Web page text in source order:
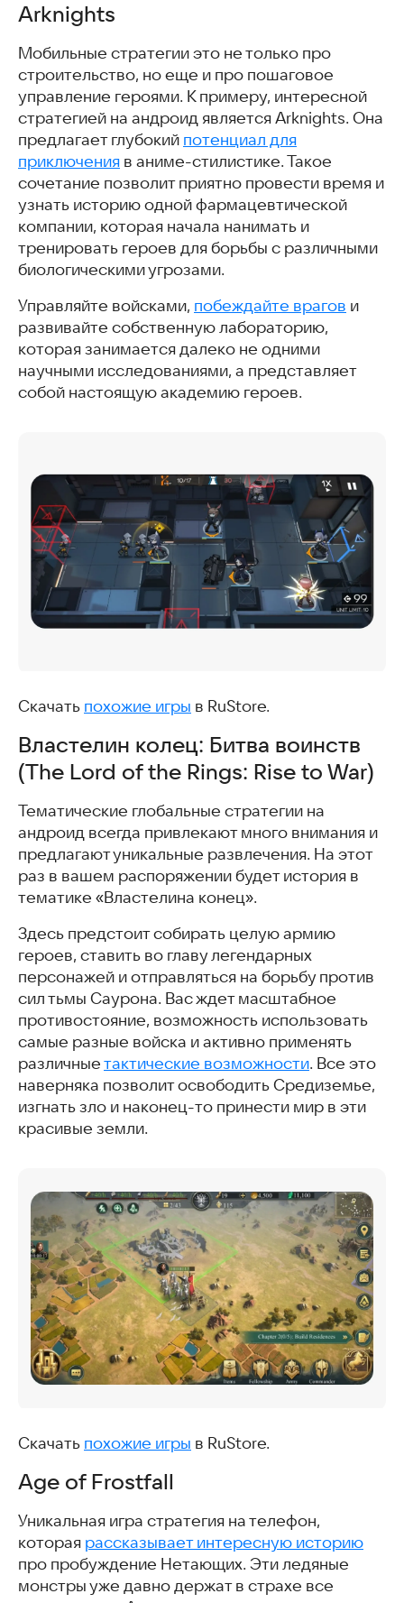
Властелин колец: Битва воинств (The Lord of the Rings:
Age of Frostfall
Frozen City
Last Fortress: Underground
Rise of Empires: Ice and Fire
MARVEL SNAP
Xeno Command
Call of Dragons
Sigma Theory
Скачать стратегии
Часто задаваемые вопросы
Похожие статьи
Arknights
Мобильные стратегии это не только про
строительство, но еще и про пошаговое
управление героями. К примеру, интересной
стратегией на андроид является Arknights. Она
предлагает глубокий потенциал для
приключения в аниме-стилистике. Такое
сочетание позволит приятно провести время и
узнать историю одной фармацевтической
компании, которая начала нанимать и
тренировать героев для борьбы с различными
биологическими угрозами.
Управляйте войсками, побеждайте врагов и
развивайте собственную лабораторию,
которая занимается далеко не одними
научными исследованиями, а представляет
собой настоящую академию героев.
Скачать похожие игры в RuStore.
Властелин колец: Битва воинств
(The Lord of the Rings: Rise to War)
Тематические глобальные стратегии на
андроид всегда привлекают много внимания и
предлагают уникальные развлечения. На этот
раз в вашем распоряжении будет история в
тематике «Властелина конец».
Здесь предстоит собирать целую армию
героев, ставить во главу легендарных
персонажей и отправляться на борьбу против
сил тьмы Саурона. Вас ждет масштабное
противостояние, возможность использовать
самые разные войска и активно применять
различные тактические возможности. Все это
наверняка позволит освободить Средиземье,
изгнать зло и наконец-то принести мир в эти
красивые земли.
Скачать похожие игры в RuStore.
Age of Frostfall
Уникальная игра стратегия на телефон,
которая рассказывает интересную историю
про пробуждение Нетающих. Эти ледяные
монстры уже давно держат в страхе все